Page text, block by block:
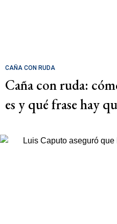
CAÑA CON RUDA
Caña con ruda:
es y qué frase hay